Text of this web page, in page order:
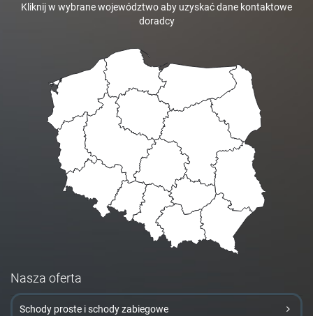
Kliknij w wybrane województwo aby uzyskać dane kontaktowe
doradcy
Nasza oferta
Schody proste i schody zabiegowe